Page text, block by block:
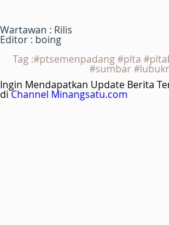
Wartawan : Rilis
Editor : boing
Tag :#ptsemenpadang #plta
#sumbar
Ingin Mendapatkan Update Berita
diChannel Minangsatu.com